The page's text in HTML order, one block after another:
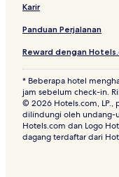
Resor & Hotel
Hostel di Bandung
Hotel dekat Masjid
Resor & Hotel
Hotel Bintang 5 di
Hotel dengan Pusat
Hotel dengan Pusat
Karir
Panduan Perjalanan
Reward dengan
* Beberapa hotel
jam sebelum check-in.
© 2026 Hotels.com, LP.,
dilindungi oleh undang-
Hotels.com dan Logo
dagang terdaftar dari